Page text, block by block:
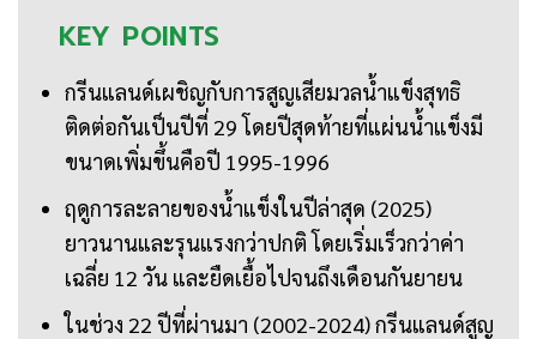
KEY POINTS
กรีนแลนด์เผชิญกับการสูญเสียมวลน้ำแข็งสุทธิ
ติดต่อกันเป็นปีที่ 29 โดยปีสุดท้ายที่แผ่นน้ำแข็งมี
ขนาดเพิ่มขึ้นคือปี 1995-1996
ฤดูการละลายของน้ำแข็งในปีล่าสุด (2025)
ยาวนานและรุนแรงกว่าปกติ โดยเริ่มเร็วกว่าค่า
เฉลี่ย 12 วัน และยืดเยื้อไปจนถึงเดือนกันยายน
ในช่วง 22 ปีที่ผ่านมา (2002-2024) กรีนแลนด์สูญ